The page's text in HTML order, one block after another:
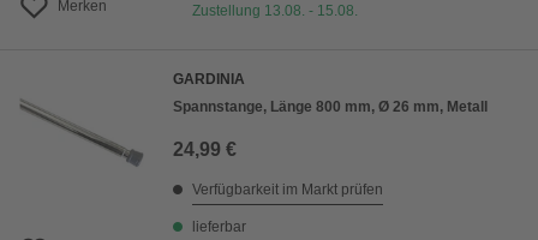
Merken
Zustellung 13.08. - 15.08.
GARDINIA
Spannstange, Länge 800 mm, Ø 26 mm, Metall
24,99 €
Verfügbarkeit im Markt prüfen
lieferbar